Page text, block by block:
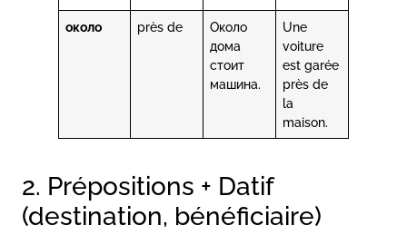
около près de
Около
дома
стоит
машина.
Une
voiture
est garée
près de
la
maison.
2. Prépositions + Datif
(destination, bénéficiaire)